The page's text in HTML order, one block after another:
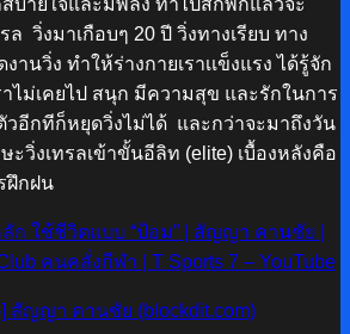
ล วิ่งมาเกือบๆ 20 ปี วิ่งทางเรียบ ทาง
านวิ่ง ทำให้ร่างกายเราเเข็งแรง ได้รู้จัก
ไม่เคยไป สนุก มีความสุข และรักในการ
วอีกทีก็หยุดวิ่งไม่ได้ และกว่าจะมาถึงวัน
ะวิ่งเทรลเข้าขั้นอีลิท (elite) เบื้องหลังคือ
ฝึกฝน
ก ใช้ชีวิตแบบ “ป้อม” | สัญญา คานชัย |
คนคลั่งกีฬา | T Sports 7 – YouTube
สัญญา คานชัย (blockdit.com)